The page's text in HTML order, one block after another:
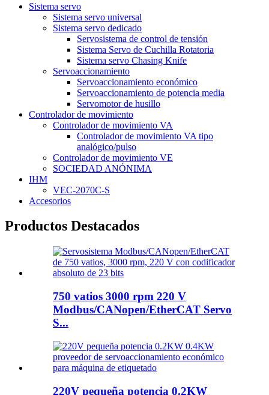
Sistema servo
Sistema servo universal
Sistema servo dedicado
Servosistema de control de tensión
Sistema Servo de Cuchilla Rotatoria
Sistema servo Chasing Knife
Servoaccionamiento
Servoaccionamiento económico
Servoaccionamiento de potencia media
Servomotor de husillo
Controlador de movimiento
Controlador de movimiento VA
Controlador de movimiento VA tipo
analógico/pulso
Controlador de movimiento VE
SOCIEDAD ANÓNIMA
IHM
VEC-2070C-S
Accesorios
Productos Destacados
750 vatios 3000 rpm 220 V
Modbus/CANopen/EtherCAT Servo
S...
220V pequeña potencia 0.2KW